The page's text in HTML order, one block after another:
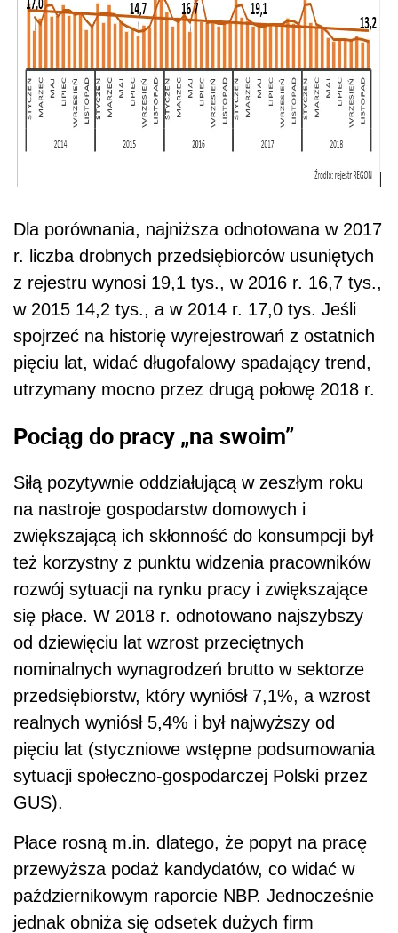
Dla porównania, najniższa odnotowana w 2017
r. liczba drobnych przedsiębiorców usuniętych
z rejestru wynosi 19,1 tys., w 2016 r. 16,7 tys.,
w 2015 14,2 tys., a w 2014 r. 17,0 tys. Jeśli
spojrzeć na historię wyrejestrowań z ostatnich
pięciu lat, widać długofalowy spadający trend,
utrzymany mocno przez drugą połowę 2018 r.
Pociąg do pracy „na swoim”
Siłą pozytywnie oddziałującą w zeszłym roku
na nastroje gospodarstw domowych i
zwiększającą ich skłonność do konsumpcji był
też korzystny z punktu widzenia pracowników
rozwój sytuacji na rynku pracy i zwiększające
się płace. W 2018 r. odnotowano najszybszy
od dziewięciu lat wzrost przeciętnych
nominalnych wynagrodzeń brutto w sektorze
przedsiębiorstw, który wyniósł 7,1%, a wzrost
realnych wyniósł 5,4% i był najwyższy od
pięciu lat (styczniowe wstępne podsumowania
sytuacji społeczno-gospodarczej Polski przez
GUS).
Płace rosną m.in. dlatego, że popyt na pracę
przewyższa podaż kandydatów, co widać w
październikowym raporcie NBP. Jednocześnie
jednak obniża się odsetek dużych firm